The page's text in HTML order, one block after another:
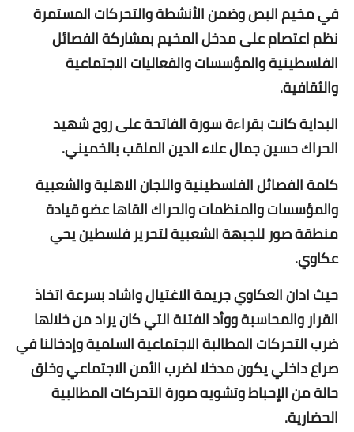
في مخيم البص وضمن الأنشطة والتحركات المستمرة
نظم اعتصام على مدخل المخيم بمشاركة الفصائل
الفلسطينية والمؤسسات والفعاليات الاجتماعية
والثقافية.
البداية كانت بقراءة سورة الفاتحة على روح شهيد
الحراك حسين جمال علاء الدين الملقب بالخميني.
كلمة الفصائل الفلسطينية واللجان الاهلية والشعبية
والمؤسسات والمنظمات والحراك القاها عضو قيادة
منطقة صور للجبهة الشعبية لتحرير فلسطين يحي
عكاوي.
حيث ادان العكاوي جريمة الاغتيال واشاد بسرعة اتخاذ
القرار والمحاسبة ووأد الفتنة التي كان يراد من خلالها
ضرب التحركات المطالبة الاجتماعية السلمية وإدخالنا في
صراع داخلي يكون مدخلا لضرب الأمن الاجتماعي وخلق
حالة من الإحباط وتشويه صورة التحركات المطالبية
الحضارية.